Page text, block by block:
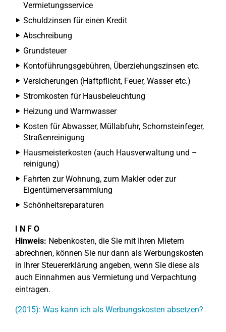
Vermietungsservice
Schuldzinsen für einen Kredit
Abschreibung
Grundsteuer
Kontoführungsgebühren, Überziehungszinsen etc.
Versicherungen (Haftpflicht, Feuer, Wasser etc.)
Stromkosten für Hausbeleuchtung
Heizung und Warmwasser
Kosten für Abwasser, Müllabfuhr, Schornsteinfeger,
Straßenreinigung
Hausmeisterkosten (auch Hausverwaltung und –
reinigung)
Fahrten zur Wohnung, zum Makler oder zur
Eigentümerversammlung
Schönheitsreparaturen
I N F O
Hinweis: Nebenkosten, die Sie mit Ihren Mietern
abrechnen, können Sie nur dann als Werbungskosten
in Ihrer Steuererklärung angeben, wenn Sie diese als
auch Einnahmen aus Vermietung und Verpachtung
eintragen.
(2015): Was kann ich als Werbungskosten absetzen?